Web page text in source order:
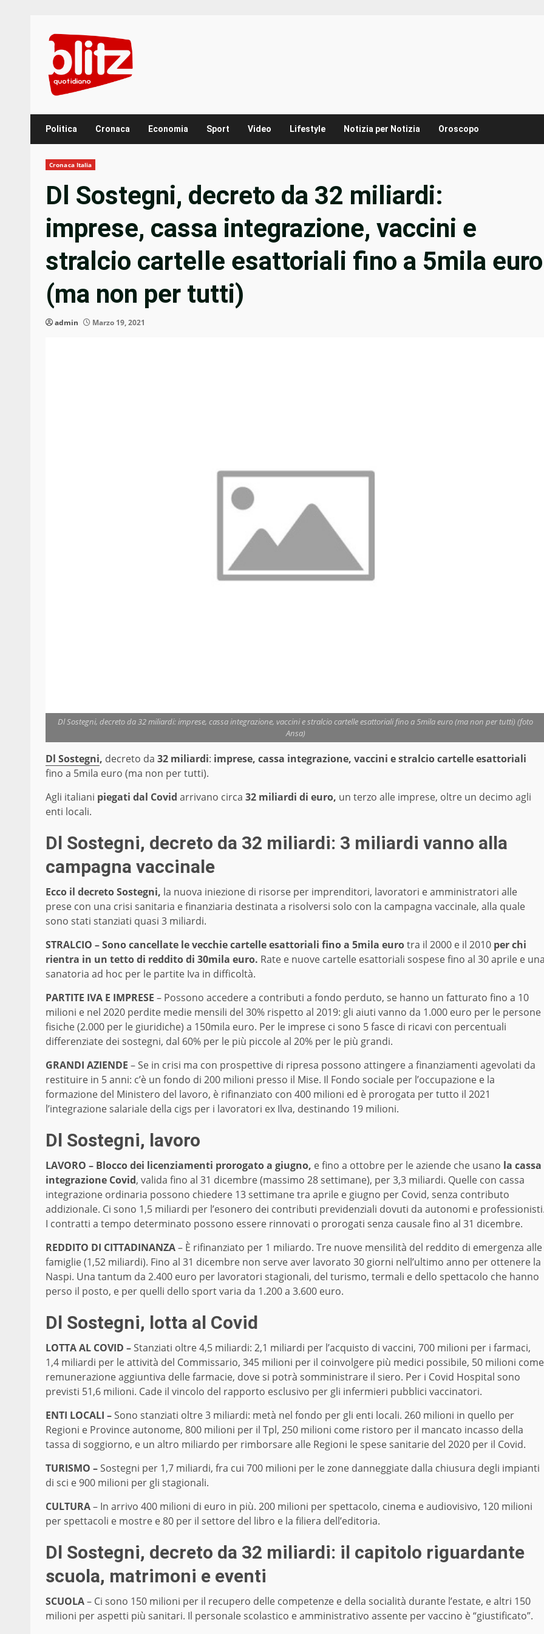
content
Politica Cronaca Economia Sport Video Lifestyle Notizia per Notizia Oroscopo
Cronaca Italia
Dl Sostegni, decreto da 32 miliardi:
imprese, cassa integrazione, vaccini e
stralcio cartelle esattoriali fino a 5mila euro
(ma non per tutti)
admin Marzo 19, 2021
Dl Sostegni, decreto da 32 miliardi: imprese, cassa integrazione, vaccini e stralcio cartelle esattoriali fino a 5mila euro (ma non per tutti) (foto
Ansa)
Dl Sostegni, decreto da 32 miliardi: imprese, cassa integrazione, vaccini e stralcio cartelle esattoriali
fino a 5mila euro (ma non per tutti).
Agli italiani piegati dal Covid arrivano circa 32 miliardi di euro, un terzo alle imprese, oltre un decimo agli
enti locali.
Dl Sostegni, decreto da 32 miliardi: 3 miliardi vanno alla
campagna vaccinale
Ecco il decreto Sostegni, la nuova iniezione di risorse per imprenditori, lavoratori e amministratori alle
prese con una crisi sanitaria e finanziaria destinata a risolversi solo con la campagna vaccinale, alla quale
sono stati stanziati quasi 3 miliardi.
STRALCIO – Sono cancellate le vecchie cartelle esattoriali fino a 5mila eurotra il 2000 e il 2010 per chi
rientra in un tetto di reddito di 30mila euro. Rate e nuove cartelle esattoriali sospese fino al 30 aprile e
sanatoria ad hoc per le partite Iva in difficoltà.
PARTITE IVA E IMPRESE – Possono accedere a contributi a fondo perduto, se hanno un fatturato fino a 10
milioni e nel 2020 perdite medie mensili del 30% rispetto al 2019: gli aiuti vanno da 1.000 euro per le persone
fisiche (2.000 per le giuridiche) a 150mila euro. Per le imprese ci sono 5 fasce di ricavi con percentuali
differenziate dei sostegni, dal 60% per le più piccole al 20% per le più grandi.
GRANDI AZIENDE – Se in crisi ma con prospettive di ripresa possono attingere a finanziamenti agevolati da
restituire in 5 anni: c’è un fondo di 200 milioni presso il Mise. Il Fondo sociale per l’occupazione e la
formazione del Ministero del lavoro, è rifinanziato con 400 milioni ed è prorogata per tutto il 2021
l’integrazione salariale della cigs per i lavoratori ex Ilva, destinando 19 milioni.
Dl Sostegni, lavoro
LAVORO – Blocco dei licenziamenti prorogato a giugno, e fino a ottobre per le aziende che usano la cassa
integrazione Covid, valida fino al 31 dicembre (massimo 28 settimane), per 3,3 miliardi. Quelle con cassa
integrazione ordinaria possono chiedere 13 settimane tra aprile e giugno per Covid, senza contributo
addizionale. Ci sono 1,5 miliardi per l’esonero dei contributi previdenziali dovuti da autonomi e
I contratti a tempo determinato possono essere rinnovati o prorogati senza causale fino al 31 dicembre.
REDDITO DI CITTADINANZA– È rifinanziato per 1 miliardo. Tre nuove mensilità del reddito di emergenza alle
famiglie (1,52 miliardi). Fino al 31 dicembre non serve aver lavorato 30 giorni nell’ultimo anno per ottenere la
Naspi. Una tantum da 2.400 euro per lavoratori stagionali, del turismo, termali e dello spettacolo che hanno
perso il posto, e per quelli dello sport varia da 1.200 a 3.600 euro.
Dl Sostegni, lotta al Covid
LOTTA AL COVID –Stanziati oltre 4,5 miliardi: 2,1 miliardi per l’acquisto di vaccini, 700 milioni per i farmaci,
1,4 miliardi per le attività del Commissario, 345 milioni per il coinvolgere più medici possibile, 50 milioni come
remunerazione aggiuntiva delle farmacie, dove si potrà somministrare il siero. Per i Covid Hospital sono
previsti 51,6 milioni. Cade il vincolo del rapporto esclusivo per gli infermieri pubblici vaccinatori.
ENTI LOCALI –Sono stanziati oltre 3 miliardi: metà nel fondo per gli enti locali. 260 milioni in quello per
Regioni e Province autonome, 800 milioni per il Tpl, 250 milioni come ristoro per il mancato incasso della
tassa di soggiorno, e un altro miliardo per rimborsare alle Regioni le spese sanitarie del 2020 per il Covid.
TURISMO –Sostegni per 1,7 miliardi, fra cui 700 milioni per le zone danneggiate dalla chiusura degli impianti
di sci e 900 milioni per gli stagionali.
CULTURA– In arrivo 400 milioni di euro in più. 200 milioni per spettacolo, cinema e audiovisivo, 120 milioni
per spettacoli e mostre e 80 per il settore del libro e la filiera dell’editoria.
Dl Sostegni, decreto da 32 miliardi: il capitolo riguardante
scuola, matrimoni e eventi
SCUOLA– Ci sono 150 milioni per il recupero delle competenze e della socialità durante l’estate, e altri 150
milioni per aspetti più sanitari. Il personale scolastico e amministrativo assente per vaccino è “giustificato”.